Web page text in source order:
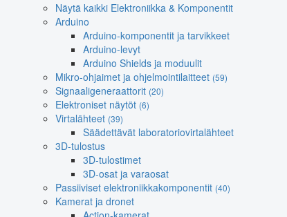
Näytä kaikki Elektroniikka & Komponentit
Arduino
Arduino-komponentit ja tarvikkeet
Arduino-levyt
Arduino Shields ja moduulit
Mikro-ohjaimet ja ohjelmointilaitteet (59)
Signaaligeneraattorit (20)
Elektroniset näytöt (6)
Virtalähteet (39)
Säädettävät laboratoriovirtalähteet
3D-tulostus
3D-tulostimet
3D-osat ja varaosat
Passiiviset elektroniikkakomponentit (40)
Kamerat ja dronet